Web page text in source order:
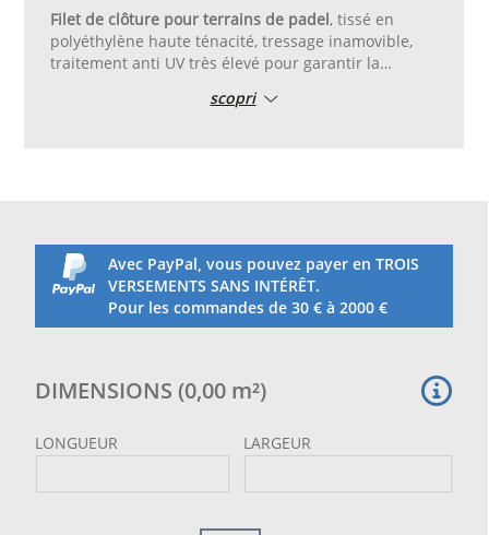
Filet de clôture pour terrains de padel, tissé en
polyéthylène haute ténacité, tressage inamovible,
traitement anti UV très élevé pour garantir la
vert, blanc o noire avec maille cm 4,5x4,5 et tissé
La coupe sur mesure et la bordure avec une corde
sur tout le périmètre sont compris dans le prix
scopri
Avec PayPal, vous pouvez payer en TROIS
VERSEMENTS SANS INTÉRÊT.
Pour les commandes de 30 € à 2000 €
DIMENSIONS (0,00 m²)
LONGUEUR LARGEUR